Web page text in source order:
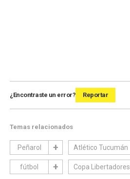
¿Encontraste un error? Reportar
Temas relacionados
Peñarol Atlético Tucumán
fútbol Copa Libertadores